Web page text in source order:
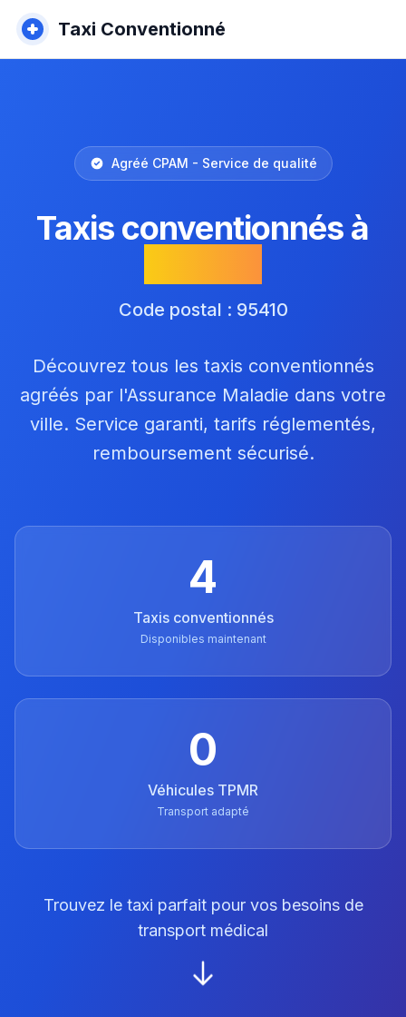
Taxi Conventionné
Agréé CPAM - Service de qualité
Taxis conventionnés à
Code postal : 95410
Découvrez tous les taxis conventionnés
agréés par l'Assurance Maladie dans votre
ville. Service garanti, tarifs réglementés,
remboursement sécurisé.
4
Taxis conventionnés
Disponibles maintenant
0
Véhicules TPMR
Transport adapté
Trouvez le taxi parfait pour vos besoins de
transport médical